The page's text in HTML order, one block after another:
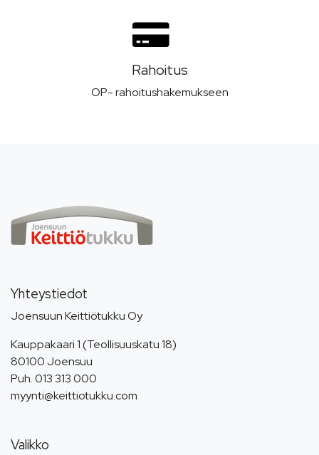
Rahoitus
OP- rahoitushakemukseen
Yhteystiedot
Joensuun Keittiötukku Oy
Kauppakaari 1 (Teollisuuskatu 18)
80100 Joensuu
Puh.013 313 000
myynti@keittiotukku.com
Valikko